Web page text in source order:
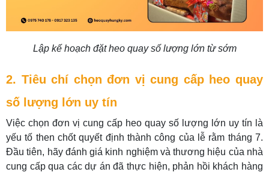
Lập kế hoạch đặt heo quay số lượng lớn từ sớm
2. Tiêu chí chọn đơn vị cung cấp heo quay
số lượng lớn uy tín
Việc chọn đơn vị cung cấp heo quay số lượng lớn uy tín là
yếu tố then chốt quyết định thành công của lễ rằm tháng 7.
Đầu tiên, hãy đánh giá kinh nghiệm và thương hiệu của nhà
cung cấp qua các dự án đã thực hiện, phản hồi khách hàng